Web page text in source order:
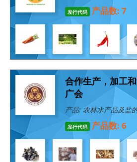
发行代码 产品数: 7
合作生产，加工
广会
产品: 农林水产品及盐
发行代码 产品数: 6